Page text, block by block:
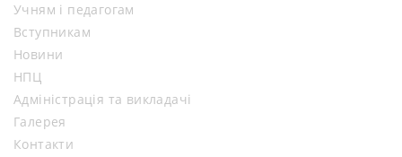
Учням і педагогам
Вступникам
Новини
НПЦ
Адміністрація та викладачі
Галерея
Контакти